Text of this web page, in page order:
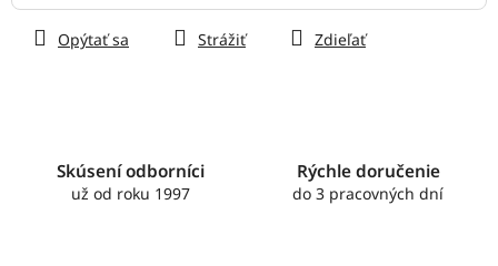
Opýtať sa Strážiť Zdieľať
Skúsení odborníci
už od roku 1997
Rýchle doručenie
do 3 pracovných dní